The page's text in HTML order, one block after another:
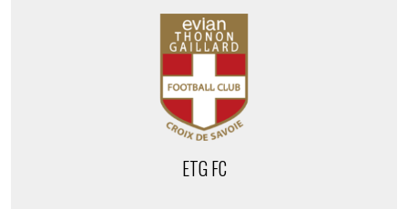
ETG FC